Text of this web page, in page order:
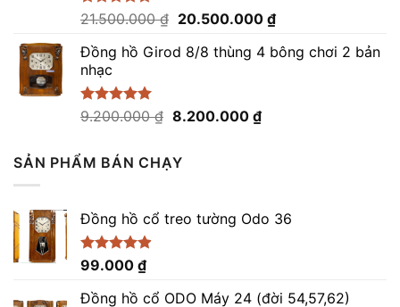
Được xếp
5 sao
21.500.000₫ Giá
là:
20.500.000 ₫Giá
tại
Đồng hồ Girod 8/8 thùng 4 bông chơi 2 bản
nhạc
Được xếp
9.200.000₫ Giá
là:
9.200.000 ₫.
8.200.000 ₫Giá
SẢN PHẨM BÁN CHẠY
Đồng hồ cổ treo tường Odo 36
Được xếp
4.86
5 sao
99.000 ₫
Đồng hồ cổ ODO Máy 24 (đời 54,57,62)